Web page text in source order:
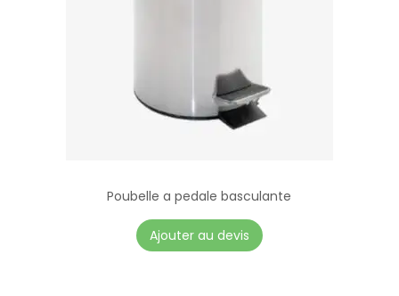
Poubelle a pedale basculante
Ajouter au devis